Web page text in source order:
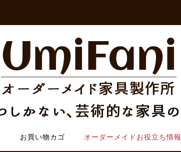
お買い物カゴ オーダーメイドお役立ち情報